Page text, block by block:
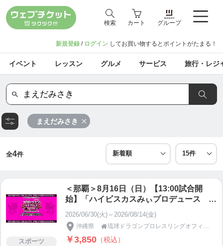
検索 カート グループ
新規登録 / ログイン してお買い物するとポイントがたまる！
イベント レッスン グルメ サービス 旅行・レジ
まえだみさき
全4件
スポーツ
＜那覇＞8月16日（日）【13:00試合開
始】「ハイビスカスみぃプロデュース 琉
球ドラゴン女子プロレス2026」一般自由
席
2026/06/30(火)～2026/08/14(金)
沖縄県  琉球ドラゴンプロレスリングオフィシャルショップ
￥3,850 （税込）